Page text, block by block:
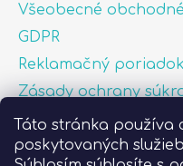
Táto stránka používa
poskytovaných
Všeobecné
GDPR
Reklamačný poriadok
Zásady ochrany
Zásady používania
O nás